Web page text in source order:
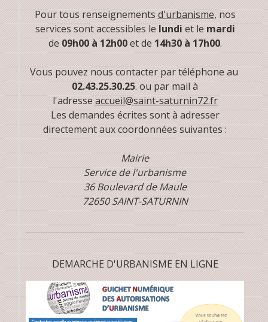
Pour tous renseignements d'urbanisme, nos
services sont accessibles le lundi et le mardi
de 09h00 à 12h00et de 14h30 à 17h00.
Vous pouvez nous contacter par téléphone au
02.43.25.30.25. ou par mail à
l'adresseaccueil@saint-saturnin72.fr
Les demandes écrites sont à adresser
directement aux coordonnées suivantes :
Mairie
Service de l'urbanisme
36 Boulevard de Maule
72650 SAINT-SATURNIN
DEMARCHE D'URBANISME EN LIGNE